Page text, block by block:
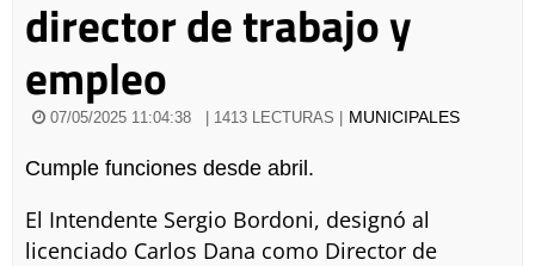
director de trabajo y
empleo
07/05/2025 11:04:38 | 1413 LECTURAS | MUNICIPALES
Cumple funciones desde abril.
El Intendente Sergio Bordoni, designó al
licenciado Carlos Dana como Director de